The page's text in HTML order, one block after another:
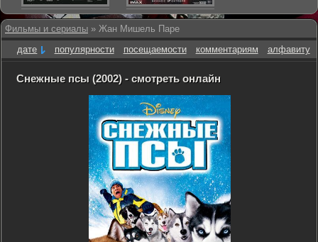
Фильмы и сериалы » Жан Мишель Паре
дате
популярности посещаемости комментариям алфавиту
Снежные псы (2002) - смотреть онлайн